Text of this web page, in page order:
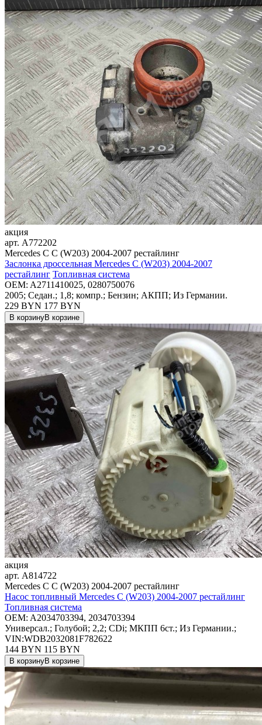
акция
арт. A772202
Mercedes C C (W203) 2004-2007 рестайлинг
Заслонка дроссельная Mercedes C (W203) 2004-2007
рестайлинг Топливная система
OEM: A2711410025, 0280750076
2005; Седан.; 1,8; компр.; Бензин; АКПП; Из Германии.
229 BYN 177 BYN
В корзинуВ корзине
акция
арт. A814722
Mercedes C C (W203) 2004-2007 рестайлинг
Насос топливный Mercedes C (W203) 2004-2007 рестайлинг
Топливная система
OEM: A2034703394, 2034703394
Универсал.; Голубой; 2,2; CDi; МКПП 6ст.; Из Германии.;
VIN:WDB2032081F782622
144 BYN 115 BYN
В корзинуВ корзине